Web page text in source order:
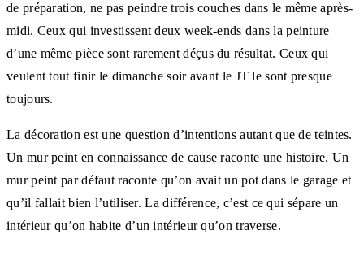
de préparation, ne pas peindre trois couches dans le même après-
midi. Ceux qui investissent deux week-ends dans la peinture
d’une même pièce sont rarement déçus du résultat. Ceux qui
veulent tout finir le dimanche soir avant le JT le sont presque
toujours.
La décoration est une question d’intentions autant que de teintes.
Un mur peint en connaissance de cause raconte une histoire. Un
mur peint par défaut raconte qu’on avait un pot dans le garage et
qu’il fallait bien l’utiliser. La différence, c’est ce qui sépare un
intérieur qu’on habite d’un intérieur qu’on traverse.